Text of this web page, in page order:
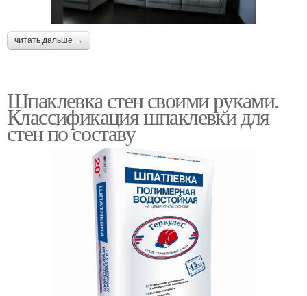
читать дальше →
Шпаклевка стен своими руками.
Классификация шпаклевки для
стен по составу